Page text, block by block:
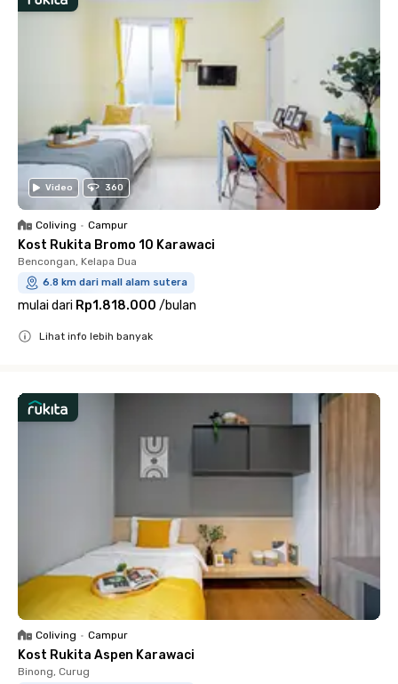
Video 360
Coliving • Campur
Kost Rukita Bromo 10 Karawaci
Bencongan, Kelapa Dua
6.8 km dari mall alam sutera
mulai dari Rp1.818.000 /bulan
Lihat info lebih banyak
Coliving • Campur
Kost Rukita Aspen Karawaci
Binong, Curug